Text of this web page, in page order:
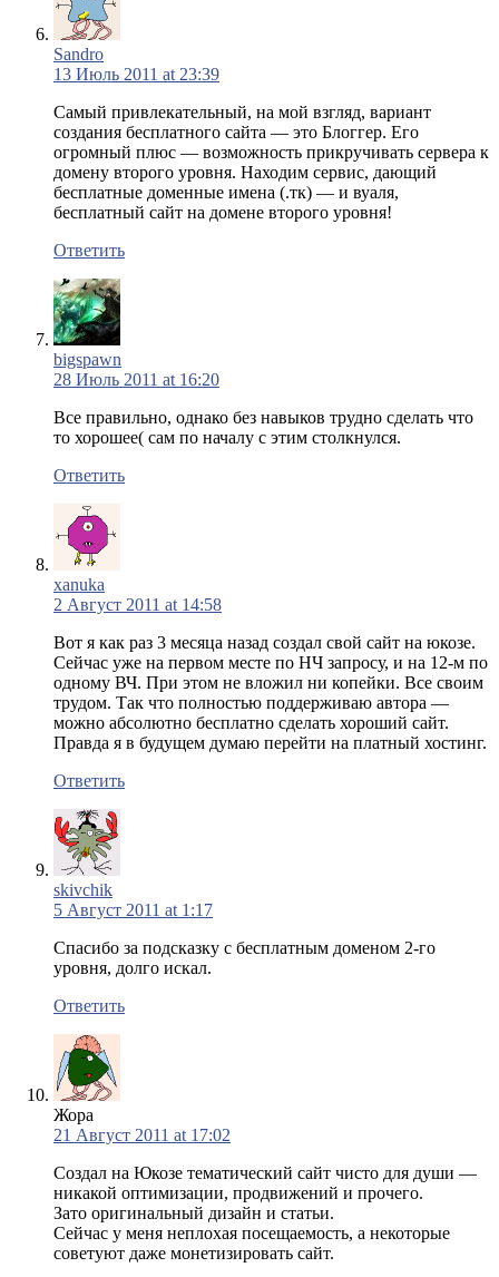
Sandro
13 Июль 2011 at 23:39
Самый привлекательный, на мой взгляд, вариант
создания бесплатного сайта — это Блоггер. Его
огромный плюс — возможность прикручивать сервера к
домену второго уровня. Находим сервис, дающий
бесплатные доменные имена (.тк) — и вуаля,
бесплатный сайт на домене второго уровня!
Ответить
bigspawn
28 Июль 2011 at 16:20
Все правильно, однако без навыков трудно сделать что
то хорошее( сам по началу с этим столкнулся.
Ответить
xanuka
2 Август 2011 at 14:58
Вот я как раз 3 месяца назад создал свой сайт на юкозе.
Сейчас уже на первом месте по НЧ запросу, и на 12-м по
одному ВЧ. При этом не вложил ни копейки. Все своим
трудом. Так что полностью поддерживаю автора —
можно абсолютно бесплатно сделать хороший сайт.
Правда я в будущем думаю перейти на платный хостинг.
Ответить
skivchik
5 Август 2011 at 1:17
Спасибо за подсказку с бесплатным доменом 2-го
уровня, долго искал.
Ответить
Жора
21 Август 2011 at 17:02
Создал на Юкозе тематический сайт чисто для души —
никакой оптимизации, продвижений и прочего.
Зато оригинальный дизайн и статьи.
Сейчас у меня неплохая посещаемость, а некоторые
советуют даже монетизировать сайт.